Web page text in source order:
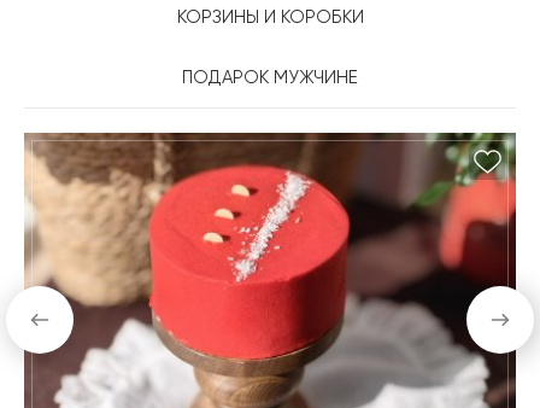
КОРЗИНЫ И КОРОБКИ
ПОДАРОК МУЖЧИНЕ